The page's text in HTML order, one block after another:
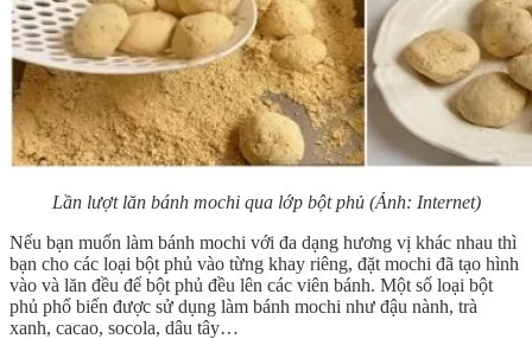
Lần lượt lăn bánh mochi qua lớp bột phủ (Ảnh: Internet)
Nếu bạn muốn làm bánh mochi với đa dạng hương vị khác nhau thì
bạn cho các loại bột phủ vào từng khay riêng, đặt mochi đã tạo hình
vào và lăn đều để bột phủ đều lên các viên bánh. Một số loại bột
phủ phổ biến được sử dụng làm bánh mochi như đậu nành, trà
xanh, cacao, socola, dâu tây…